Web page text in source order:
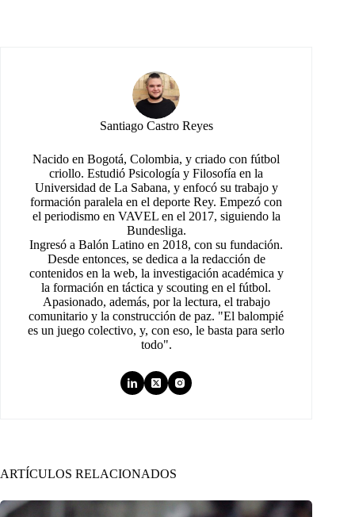
Santiago Castro Reyes
Nacido en Bogotá, Colombia, y criado con fútbol
criollo. Estudió Psicología y Filosofía en la
Universidad de La Sabana, y enfocó su trabajo y
formación paralela en el deporte Rey. Empezó con
el periodismo en VAVEL en el 2017, siguiendo la
Bundesliga.
Ingresó a Balón Latino en 2018, con su fundación.
Desde entonces, se dedica a la redacción de
contenidos en la web, la investigación académica y
la formación en táctica y scouting en el fútbol.
Apasionado, además, por la lectura, el trabajo
comunitario y la construcción de paz. "El balompié
es un juego colectivo, y, con eso, le basta para serlo
todo".
ARTÍCULOS RELACIONADOS